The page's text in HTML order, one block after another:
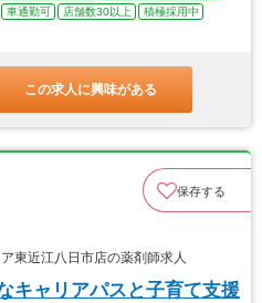
車通勤可 店舗数30以上
積極採用中
この求人に興味がある
保存する
東近江八日市店の薬剤師求人
キャリアパスと子育て支援